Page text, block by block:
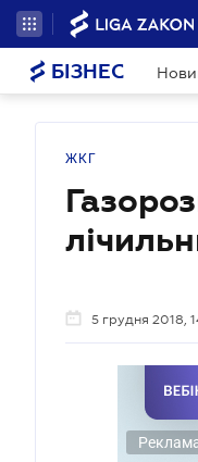
БІЗНЕС
ЖКГ
5 грудня 2018,